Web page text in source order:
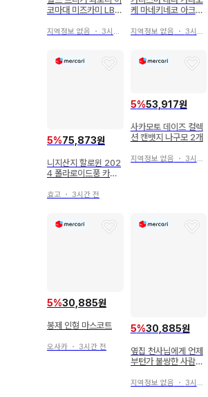
코마대 미즈카미 LB
지역정보 없음 ・ 3시간 전
케 마네키네코 아크릴
지역정보 없음 ・ 3시간 전
5%75,873원
니지산지 할로윈 202
4 폴라로이드풍 카드
효고 ・ 3시간 전
5%53,917원
사카모토 데이즈 컬렉
션 캔뱃지 나구모 2개
지역정보 없음 ・ 3시간 전
5%30,885원
봉제 인형 마스코트
오사카 ・ 3시간 전
5%30,885원
옆집 천사님에게 언제
부턴가 불쌍한 사람이
아크릴 스탠드 시이나
지역정보 없음 ・ 3시간 전